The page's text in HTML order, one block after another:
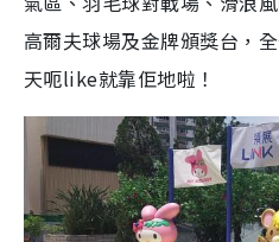
高爾夫球場及金牌頒獎台，
天呃like就靠佢地啦！